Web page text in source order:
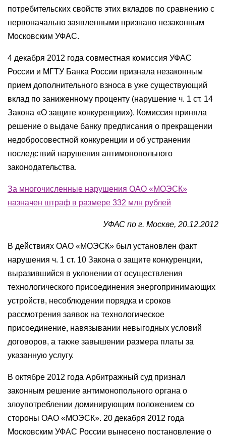
потребительских свойств этих вкладов по сравнению с
первоначально заявленными признано незаконным
Московским УФАС.
4 декабря 2012 года совместная комиссия УФАС
России и МГТУ Банка России признала незаконным
прием дополнительного взноса в уже существующий
вклад по заниженному проценту (нарушение ч. 1 ст. 14
Закона «О защите конкуренции»). Комиссия приняла
решение о выдаче банку предписания о прекращении
недобросовестной конкуренции и об устранении
последствий нарушения антимонопольного
законодательства.
За многочисленные нарушения ОАО «МОЭСК»
назначен штраф в размере 332 млн рублей
УФАС по г. Москве, 20.12.2012
В действиях ОАО «МОЭСК» был установлен факт
нарушения ч. 1 ст. 10 Закона о защите конкуренции,
выразившийся в уклонении от осуществления
технологического присоединения энергопринимающих
устройств, несоблюдении порядка и сроков
рассмотрения заявок на технологическое
присоединение, навязывании невыгодных условий
договоров, а также завышении размера платы за
указанную услугу.
В октябре 2012 года Арбитражный суд признал
законным решение антимонопольного органа о
злоупотреблении доминирующим положением со
стороны ОАО «МОЭСК». 20 декабря 2012 года
Московским УФАС России вынесено постановление о